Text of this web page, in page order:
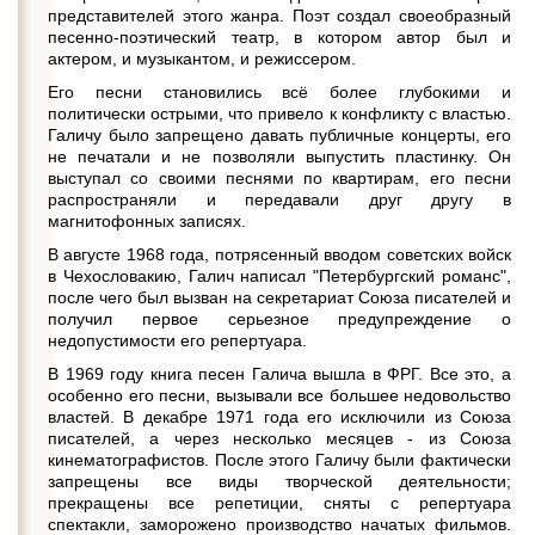
представителей этого жанра. Поэт создал своеобразный
песенно-поэтический театр, в котором автор был и
актером, и музыкантом, и режиссером.
Его песни становились всё более глубокими и
политически острыми, что привело к конфликту с властью.
Галичу было запрещено давать публичные концерты, его
не печатали и не позволяли выпустить пластинку. Он
выступал со своими песнями по квартирам, его песни
распространяли и передавали друг другу в
магнитофонных записях.
В августе 1968 года, потрясенный вводом советских войск
в Чехословакию, Галич написал "Петербургский романс",
после чего был вызван на секретариат Союза писателей и
получил первое серьезное предупреждение о
недопустимости его репертуара.
В 1969 году книга песен Галича вышла в ФРГ. Все это, а
особенно его песни, вызывали все большее недовольство
властей. В декабре 1971 года его исключили из Союза
писателей, а через несколько месяцев - из Союза
кинематографистов. После этого Галичу были фактически
запрещены все виды творческой деятельности;
прекращены все репетиции, сняты с репертуара
спектакли, заморожено производство начатых фильмов.